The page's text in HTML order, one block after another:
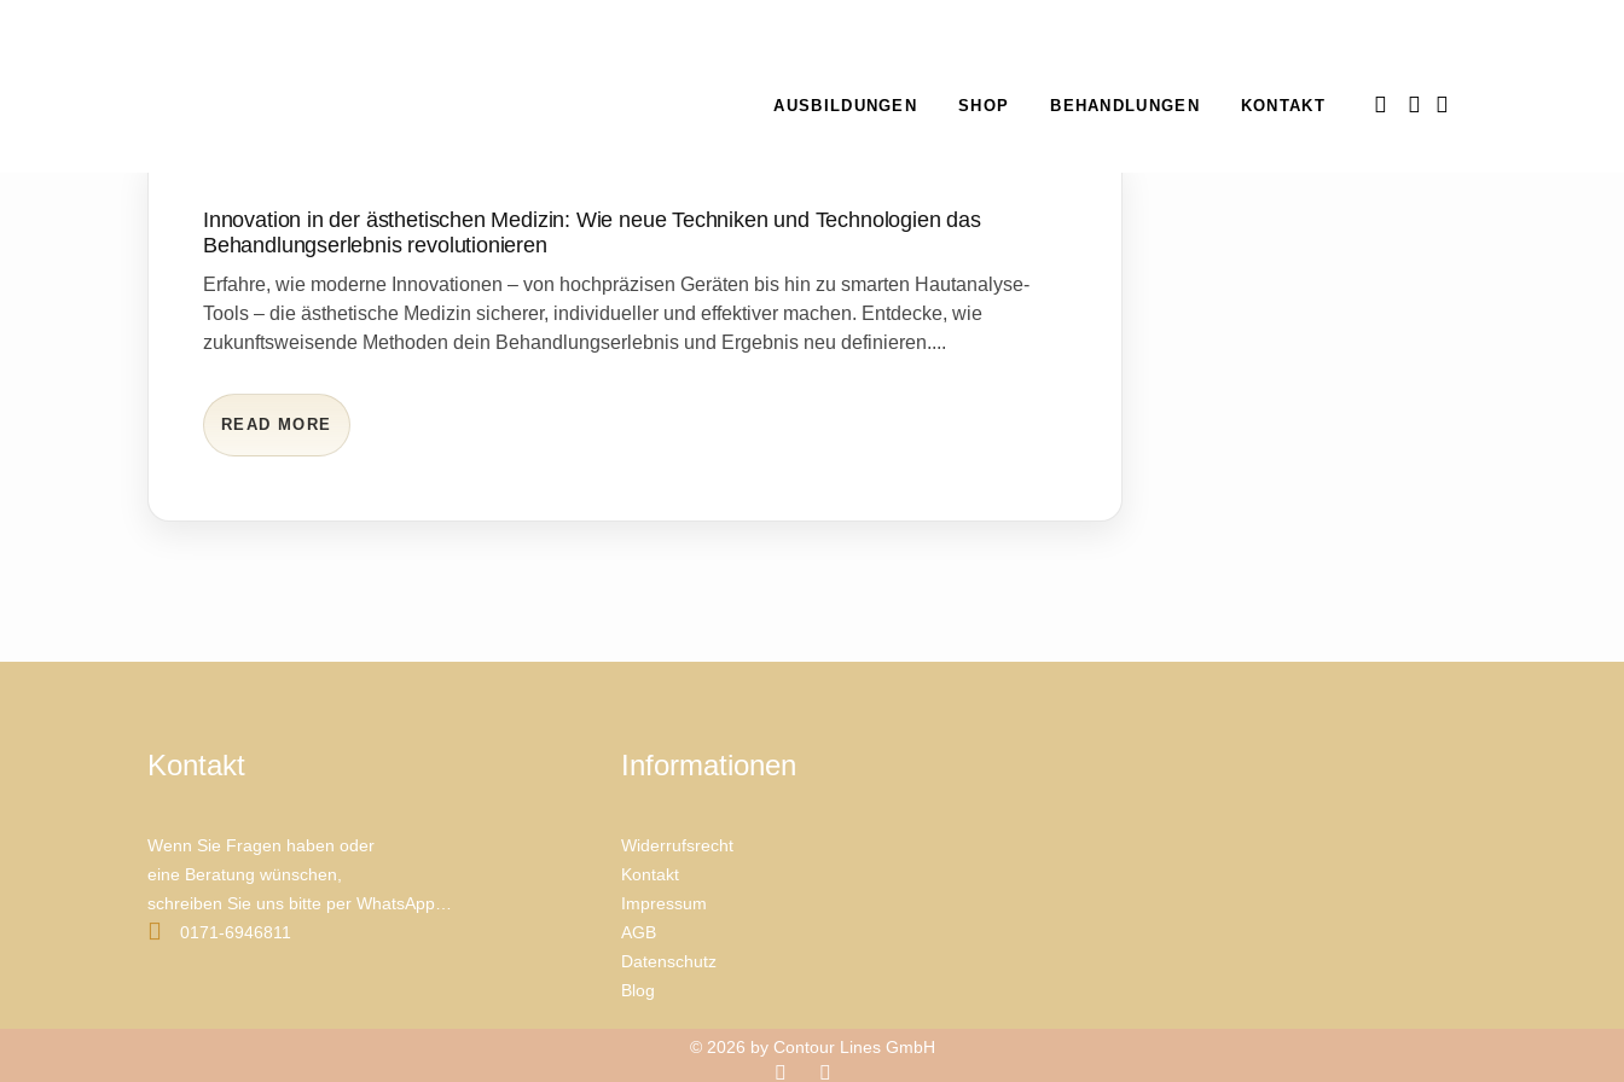
AUSBILDUNGEN SHOP BEHANDLUNGEN KONTAKT
Innovation in der ästhetischen Medizin: Wie neue Techniken und Technologien das
Behandlungserlebnis revolutionieren
Erfahre, wie moderne Innovationen – von hochpräzisen Geräten bis hin zu smarten Hautanalyse-
Tools – die ästhetische Medizin sicherer, individueller und effektiver machen. Entdecke, wie
zukunftsweisende Methoden dein Behandlungserlebnis und Ergebnis neu definieren....
READ MORE
Kontakt
Wenn Sie Fragen haben oder
eine Beratung wünschen,
schreiben Sie uns bitte per WhatsApp…
0171-6946811
Informationen
Widerrufsrecht
Kontakt
Impressum
AGB
Datenschutz
Blog
© 2026 by Contour Lines GmbH